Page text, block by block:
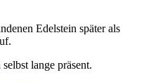
Edelstein später als
lange präsent.